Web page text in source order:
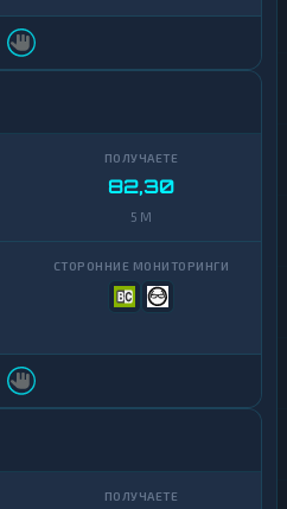
82,30
5 M